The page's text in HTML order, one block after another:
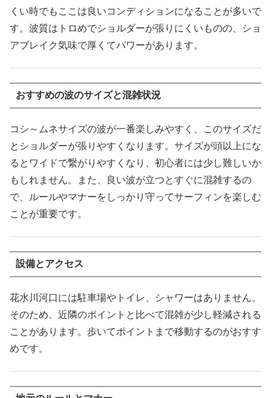
くい時でもここは良いコンディションになることが多いで
す。波質はトロめでショルダーが張りにくいものの、ショ
アブレイク気味で厚くてパワーがあります。
おすすめの波のサイズと混雑状況
コシ～ムネサイズの波が一番楽しみやすく、このサイズだ
とショルダーが張りやすくなります。サイズが頭以上にな
るとワイドで繋がりやすくなり、初心者には少し難しいか
もしれません。また、良い波が立つとすぐに混雑するの
で、ルールやマナーをしっかり守ってサーフィンを楽しむ
ことが重要です。
設備とアクセス
花水川河口には駐車場やトイレ、シャワーはありません。
そのため、近隣のポイントと比べて混雑が少し軽減される
ことがあります。歩いてポイントまで移動するのがおすす
めです。